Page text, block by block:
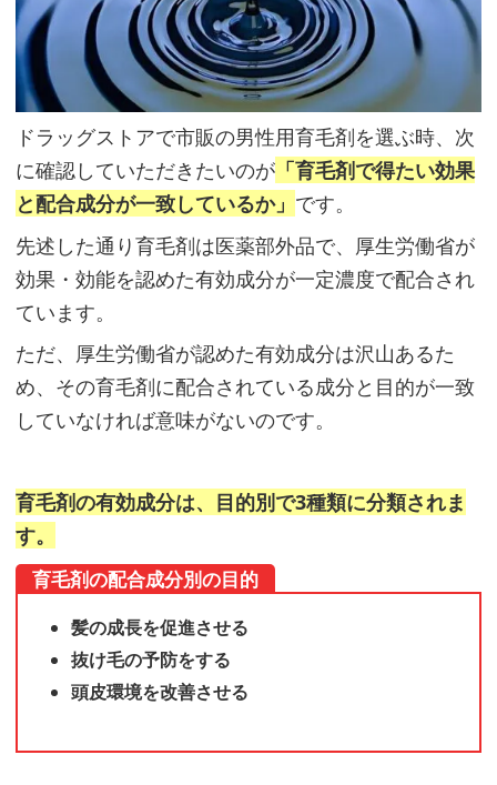
け
毛
の
予
防
を
す
る
成
分
頭
皮
境
改
善
さ
せ
る
分
ドラッグストアで市販の男性用育毛剤を選ぶ時、次
に確認していただきたいのが 「育毛剤で得たい効果
と配合成分が一致しているか」 です。
先述した通り育毛剤は医薬部外品で、厚生労働省が
効果・効能を認めた有効成分が一定濃度で配合され
ています。
ただ、厚生労働省が認めた有効成分は沢山あるた
め、その育毛剤に配合されている成分と目的が一致
していなければ意味がないのです。
育毛剤の有効成分は、目的別で3種類に分類されま
す。
育毛剤の配合成分別の目的
髪の成長を促進させる
抜け毛の予防をする
頭皮環境を改善させる